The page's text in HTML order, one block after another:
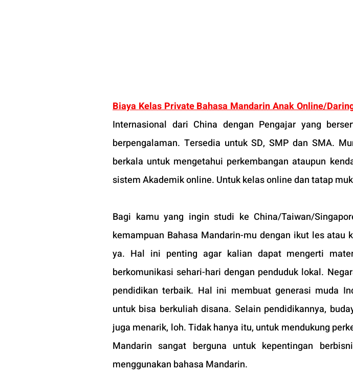
Biaya Kelas Private Bahasa Mandarin Anak Online/
Internasional dari China dengan Pengajar yang
berpengalaman. Tersedia untuk SD, SMP dan SMA.
berkala untuk mengetahui perkembangan ataupun
sistem Akademik online. Untuk kelas online dan tatap
Bagi kamu yang ingin studi ke China/Taiwan/
kemampuan Bahasa Mandarin-mu dengan ikut les atau
ya. Hal ini penting agar kalian dapat mengerti
berkomunikasi sehari-hari dengan penduduk lokal.
pendidikan terbaik. Hal ini membuat generasi muda
untuk bisa berkuliah disana. Selain pendidikannya,
juga menarik, loh. Tidak hanya itu, untuk mendukung
Mandarin sangat berguna untuk kepentingan
menggunakan bahasa Mandarin.